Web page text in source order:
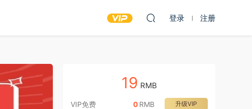
登录 注册
19 RMB
VIP免费 升级VIP
0 RMB